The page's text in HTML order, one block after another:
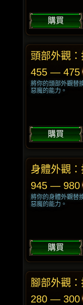
購買
頭部外觀
455 — 475
將你的頭部外觀替
惡魔的能力。
購買
身體外觀
945 — 980
將你的身體外觀替
惡魔的能力。
購買
腳部外觀
280 — 300